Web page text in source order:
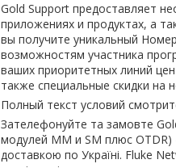
Gold Support предоставляет
приложениях и продуктах, а
вы получите уникальный
возможностям участника
ваших приоритетных линий
также специальные скидки на
Полный текст условий
Зателефонуйте та замовте
модулей MM и SM плюс OTDR)
доставкою по Україні. Fluke